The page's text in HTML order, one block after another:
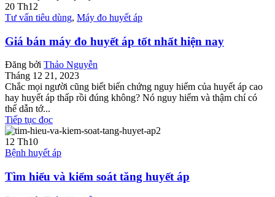
20 Th12
Tư vấn tiêu dùng, Máy đo huyết áp
Giá bán máy đo huyết áp tốt nhất hiện nay
Đăng bởi Thảo Nguyễn
Tháng 12 21, 2023
Chắc mọi người cũng biết biến chứng nguy hiểm của huyết áp cao
hay huyết áp thấp rồi đúng không? Nó nguy hiểm và thậm chí có
thể dẫn tớ...
Tiếp tục đọc
12 Th10
Bệnh huyết áp
Tìm hiểu và kiểm soát tăng huyết áp